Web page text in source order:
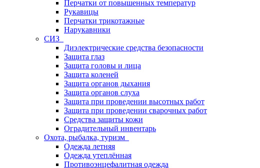
Перчатки от повышенных температур
Рукавицы
Перчатки трикотажные
Нарукавники
СИЗ
Диэлектрические средства безопасности
Защита глаз
Защита головы и лица
Защита коленей
Защита органов дыхания
Защита органов слуха
Защита при проведении высотных работ
Защита при проведении сварочных работ
Средства защиты кожи
Оградительный инвентарь
Охота, рыбалка, туризм
Одежда летняя
Одежда утеплённая
Противоэнцефалитная одежда